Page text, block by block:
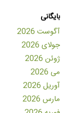
بایگانی
آگوست 2026
جولای 2026
ژوئن 2026
می 2026
آوریل 2026
مارس 2026